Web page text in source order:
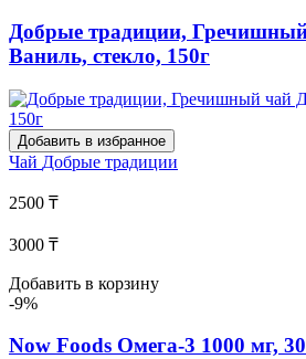
Добрые традиции,
Ваниль, стекло, 150г
Добавить в избранное
Чай Добрые традиции
2500 ₸
3000 ₸
Добавить в корзину
-9%
Now Foods Омега-3 1000 мг,